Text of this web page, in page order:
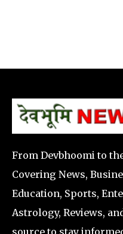
From Devbhoomi to
Covering News,
Education, Sports,
Astrology, Reviews,
source to stay